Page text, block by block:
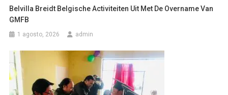
Belvilla Breidt Belgische Activiteiten Uit Met De Overname Van
GMFB
1 agosto, 2026 admin